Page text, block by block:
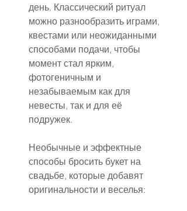
день. Классический ритуал
можно разнообразить играми,
квестами или неожиданными
способами подачи, чтобы
момент стал ярким,
фотогеничным и
незабываемым как для
невесты, так и для её
подружек.
Необычные и эффектные
способы бросить букет на
свадьбе, которые добавят
оригинальности и веселья: